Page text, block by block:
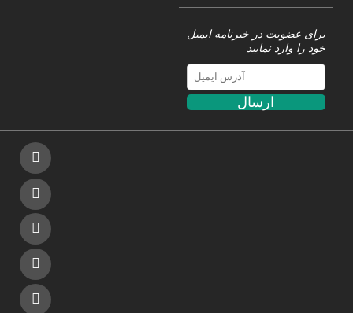
برای عضویت در خبرنامه ایمیل
خود را وارد نمایید
ارسال